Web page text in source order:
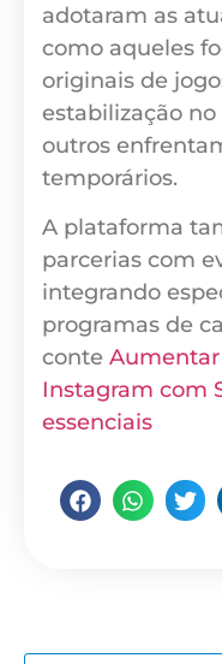
adotaram as
como aqueles
originais de
estabilização
outros
temporários.
A plataforma
parcerias com
integrando
programas de
conte
Instagram com
essenciais